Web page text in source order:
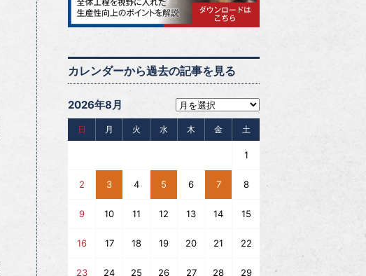
カレンダーから過去の記事を見る
2026年8月
日 月 火 水 木 金 土
1
2 3 4 5 6 7 8
9 10 11 12 13 14 15
16 17 18 19 20 21 22
23 24 25 26 27 28 29